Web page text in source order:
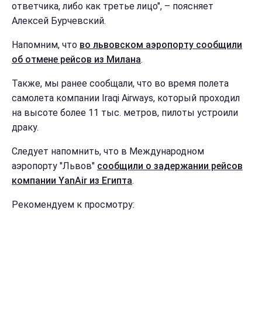
ответчика, либо как третье лицо", – поясняет
Алексей Бурчевский.
Напомним, что во львовском аэропорту сообщили
об отмене рейсов из Милана.
Также, мы ранее сообщали, что во время полета
самолета компании Iraqi Airways, который проходил
на высоте более 11 тыс. метров, пилоты устроили
драку.
Следует напомнить, что в Международном
аэропорту "Львов" сообщили о задержании рейсов
компании YanAir из Египта.
Рекомендуем к просмотру: